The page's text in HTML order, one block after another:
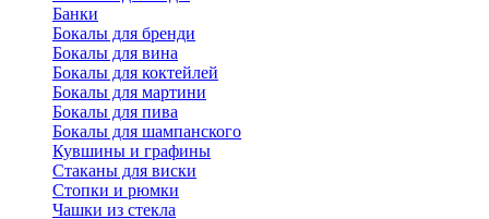
Банки
Бокалы для бренди
Бокалы для вина
Бокалы для коктейлей
Бокалы для мартини
Бокалы для пива
Бокалы для шампанского
Кувшины и графины
Стаканы для виски
Стопки и рюмки
Чашки из стекла